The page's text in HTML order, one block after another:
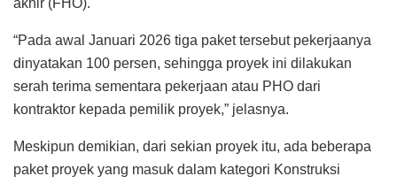
akhir (FHO).
“Pada awal Januari 2026 tiga paket tersebut pekerjaanya
dinyatakan 100 persen, sehingga proyek ini dilakukan
serah terima sementara pekerjaan atau PHO dari
kontraktor kepada pemilik proyek,” jelasnya.
Meskipun demikian, dari sekian proyek itu, ada beberapa
paket proyek yang masuk dalam kategori Konstruksi